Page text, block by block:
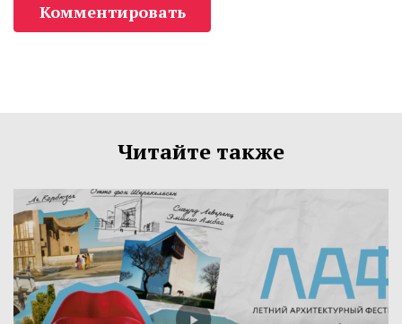
Комментировать
Читайте также